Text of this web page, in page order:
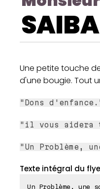
SAIBA
Une petite touche
d'une bougie. Tout
"Dons
"il vous aidera
"Un Problème,
Texte intégral du
Un Problème, une